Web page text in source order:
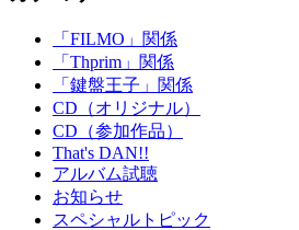
「FILMO」関係
「Thprim」関係
「鍵盤王子」関係
CD（オリジナル）
CD（参加作品）
That's DAN!!
アルバム試聴
お知らせ
スペシャルトピック